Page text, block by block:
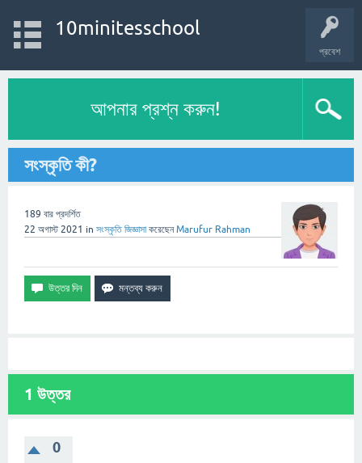
প্রবেশ
10minitesschool
আপনার প্রশ্ন করুন!
সংস্কৃতি কী?
189 বার প্রদর্শিত
22 অগাস্ট 2021 in সংস্কৃতি জিজ্ঞাসা করেছেনMarufur Rahman
1 উত্তর
0